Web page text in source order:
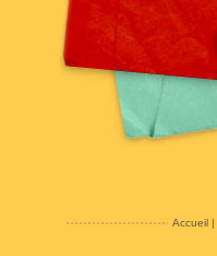
Accueil|